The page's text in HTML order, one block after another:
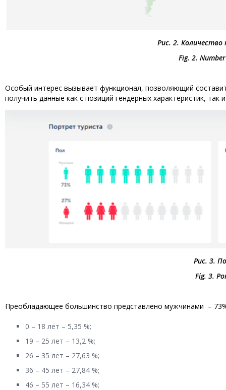
Рис. 2.
Fig. 2.
Особый интерес вызывает функционал, позволяющий
получить данные как с позиций гендерных характеристик, так
Рис. 3.
Fig. 3.
Преобладающее большинство представлено мужчинами –
0 – 18 лет – 5,35 %;
19 – 25 лет – 13,2 %;
26 – 35 лет – 27,63 %;
36 – 45 лет – 27,84 %;
46 – 55 лет – 16,34 %;